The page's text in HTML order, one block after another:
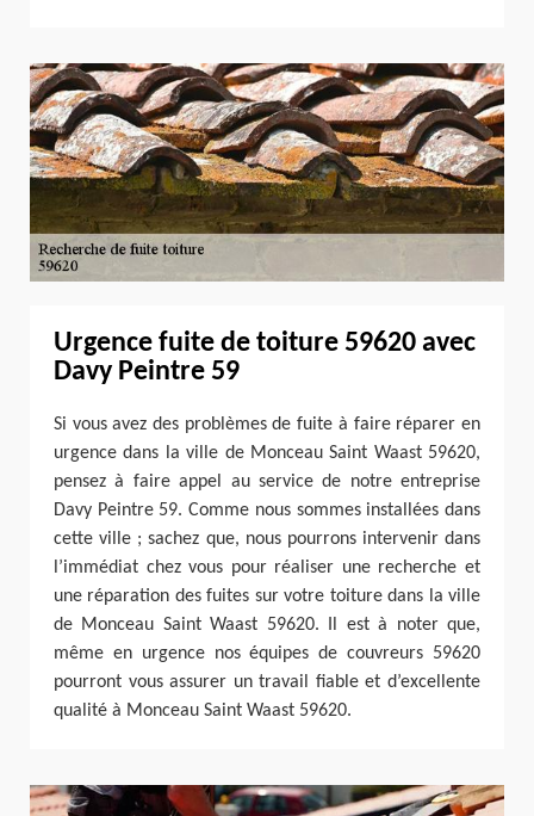
Urgence fuite de toiture 59620 avec
Davy Peintre 59
Si vous avez des problèmes de fuite à faire réparer en
urgence dans la ville de Monceau Saint Waast 59620,
pensez à faire appel au service de notre entreprise
Davy Peintre 59. Comme nous sommes installées dans
cette ville ; sachez que, nous pourrons intervenir dans
l’immédiat chez vous pour réaliser une recherche et
une réparation des fuites sur votre toiture dans la ville
de Monceau Saint Waast 59620. Il est à noter que,
même en urgence nos équipes de couvreurs 59620
pourront vous assurer un travail fiable et d’excellente
qualité à Monceau Saint Waast 59620.